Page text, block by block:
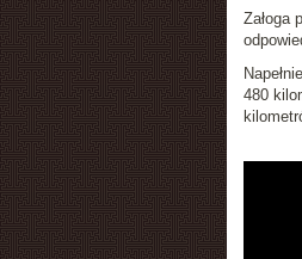
Załoga
480